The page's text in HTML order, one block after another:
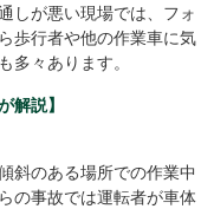
しが悪い現場では、フォ
歩行者や他の作業車に気
多々あります。
解説】
斜のある場所での作業中
の事故では運転者が車体